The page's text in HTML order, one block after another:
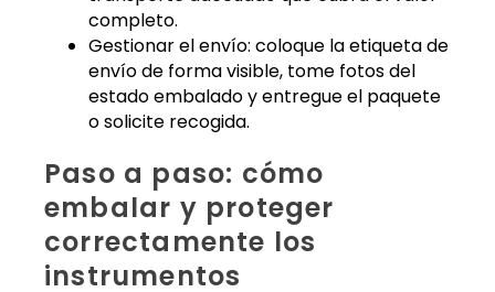
completo.
Gestionar el envío: coloque la etiqueta de
envío de forma visible, tome fotos del
estado embalado y entregue el paquete
o solicite recogida.
Paso a paso: cómo
embalar y proteger
correctamente los
instrumentos